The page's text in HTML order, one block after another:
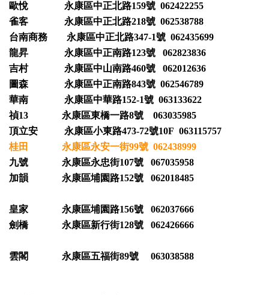
歐悅 永康區中正北路159號 062422255
雀客 永康區中正北路218號 062538788
台南商務 永康區中正北路347-1號 062435699
龍昇 永康區中正南路123號 062823836
吉村 永康區中山南路460號 062012636
圖森 永康區中正南路843號 062546789
華南 永康區中華路152-1號 063133622
禎13 永康區東橋一路8號 063035985
頂立安 永康區小東路473-72號10F 063115757
桂田 永康區永安一街99號 062438999
九號 永康區永忠街107號 067035958
加韻 永康區埔園路152號 062018485
皇家 永康區埔園路156號 062037666
劍橋 永康區新行街128號 062426666
雲閣 永康區五福街89號 063038588